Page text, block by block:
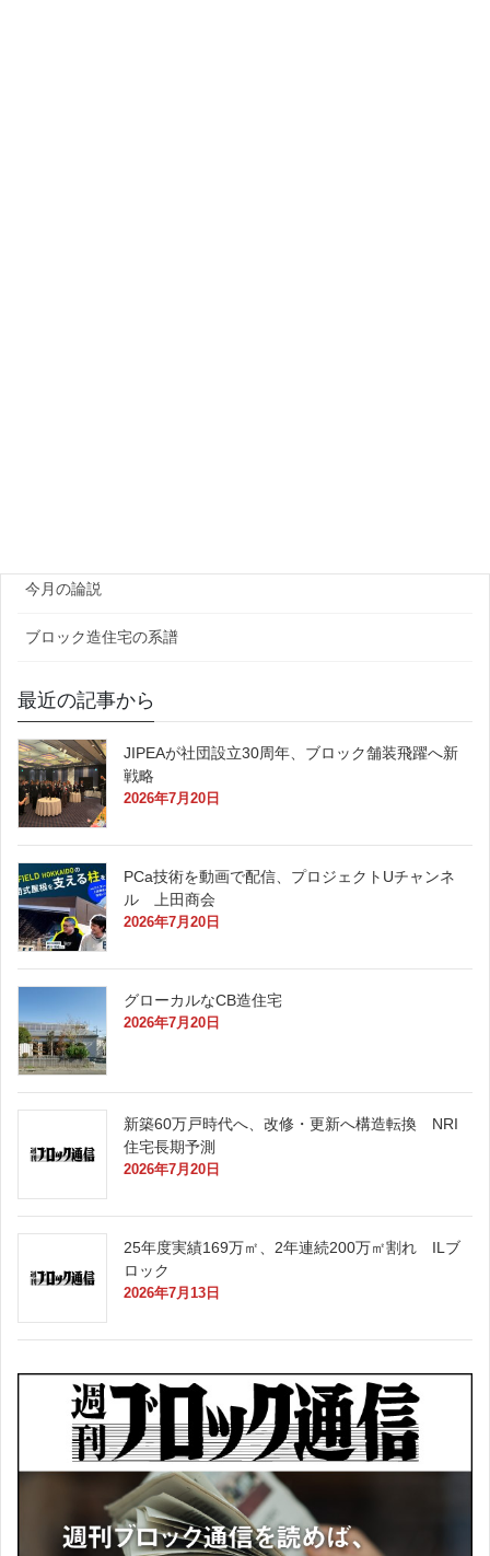
今月の論説
ブロック造住宅の系譜
最近の記事から
JIPEAが社団設立30周年、ブロック舗装飛躍へ新
戦略
2026年7月20日
PCa技術を動画で配信、プロジェクトUチャンネ
ル 上田商会
2026年7月20日
グローカルなCB造住宅
2026年7月20日
新築60万戸時代へ、改修・更新へ構造転換 NRI
住宅長期予測
2026年7月20日
25年度実績169万㎡、2年連続200万㎡割れ ILブ
ロック
2026年7月13日